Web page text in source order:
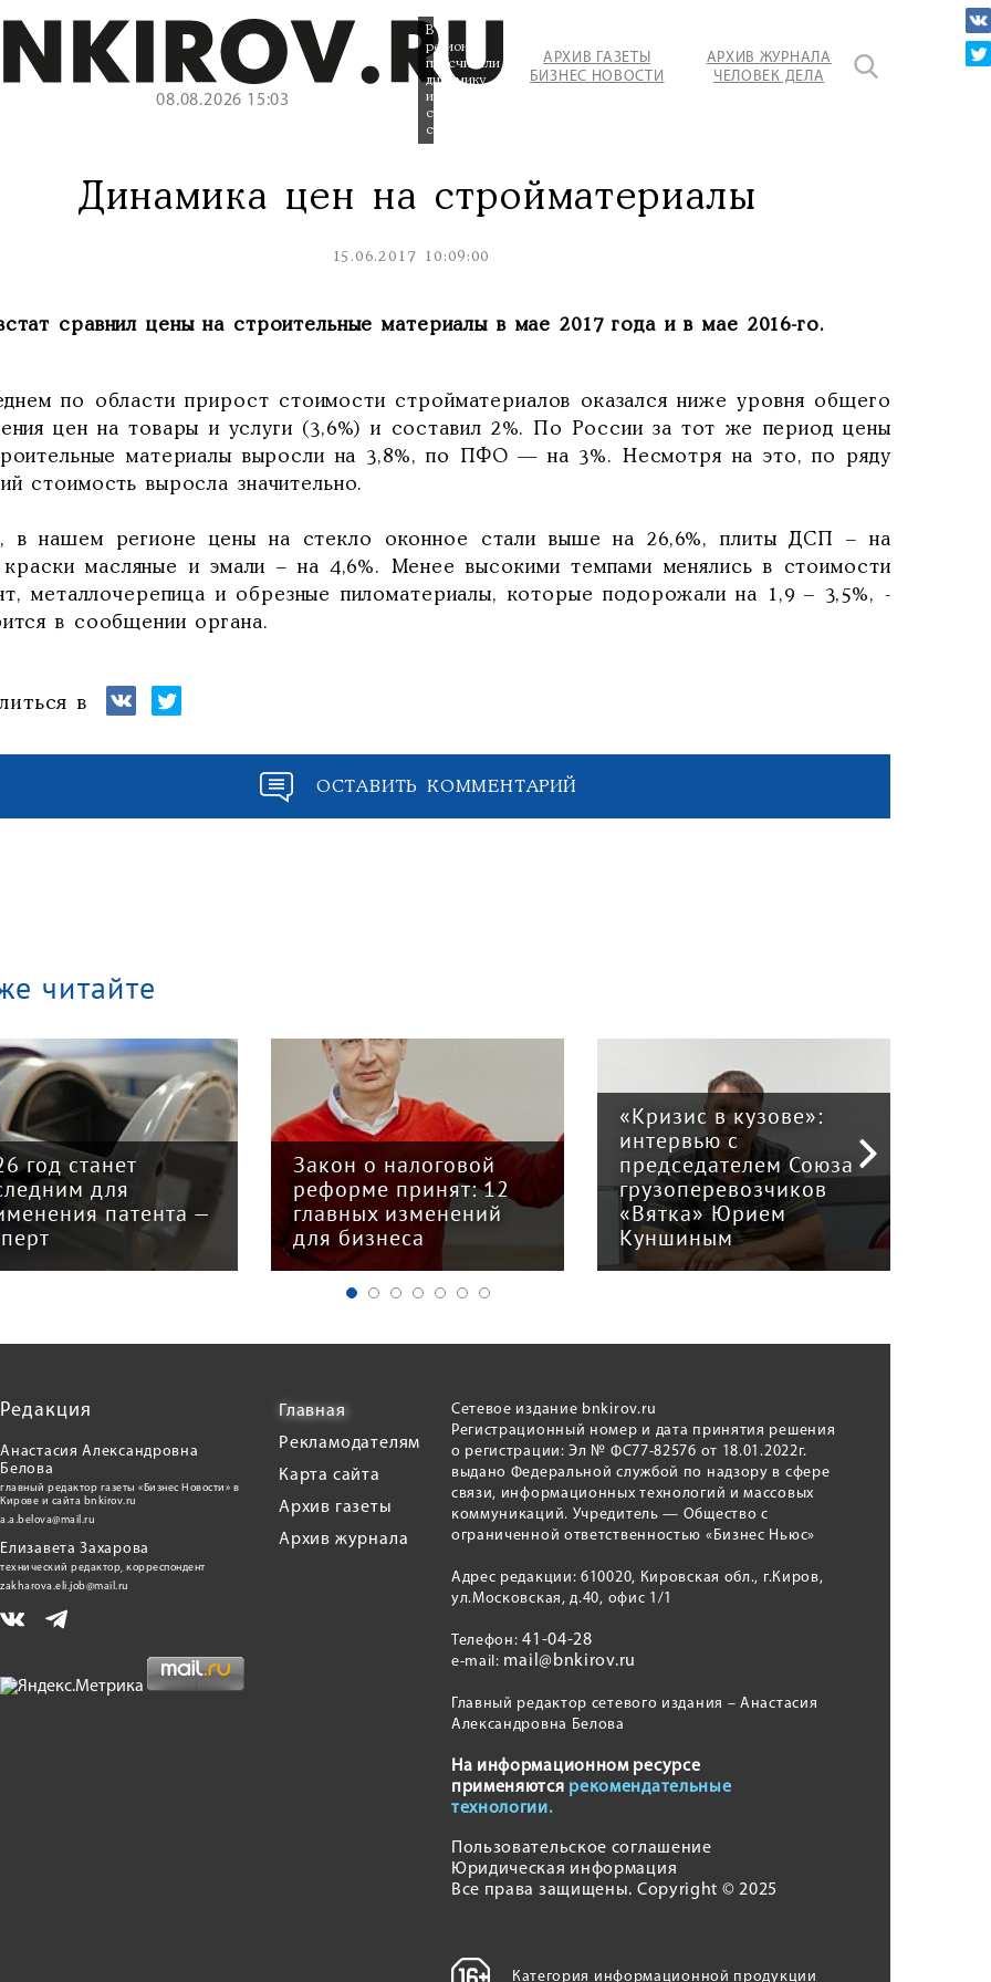
08.08.2026 15:03
АРХИВ ГАЗЕТЫ
БИЗНЕС НОВОСТИ
АРХИВ ЖУРНАЛА
ЧЕЛОВЕК ДЕЛА
В
регионе
подсчитали
динамику
изменения
стоимости
стройматериалов.
Динамика цен на стройматериалы
15.06.2017 10:09:00
сравнил цены на строительные материалы в мае 2017 года и в мае 2016-го.
по области прирост стоимости стройматериалов оказался ниже уровня общего
цен на товары и услуги (3,6%) и составил 2%. По России за тот же период цены
материалы выросли на 3,8%, по ПФО — на 3%. Несмотря на это, по ряду
стоимость выросла значительно.
в нашем регионе цены на стекло оконное стали выше на 26,6%, плиты ДСП – на
краски масляные и эмали – на 4,6%. Менее высокими темпами менялись в стоимости
металлочерепица и обрезные пиломатериалы, которые подорожали на 1,9 – 3,5%, -
в сообщении органа.
в
ОСТАВИТЬ КОММЕНТАРИЙ
читайте
год станет
для
патента —
Закон о налоговой
реформе принят: 12
главных изменений
для бизнеса
«Кризис в кузове»:
интервью с
председателем Союза
грузоперевозчиков
«Вятка» Юрием
Куншиным
Редакция
Анастасия Александровна
Белова
главный редактор газеты «Бизнес Новости» в
Кирове и сайта bnkirov.ru
a.a.belova@mail.ru
Елизавета Захарова
технический редактор, корреспондент
zakharova.eli.job@mail.ru
Главная
Рекламодателям
Карта сайта
Архив газеты
Архив журнала
Сетевое издание bnkirov.ru
Регистрационный номер и дата принятия решения
о регистрации: Эл № ФС77-82576 от 18.01.2022г.
выдано Федеральной службой по надзору в сфере
связи, информационных технологий и массовых
коммуникаций. Учредитель — Общество с
ограниченной ответственностью «Бизнес Ньюс»
Адрес редакции: 610020, Кировская обл., г.Киров,
ул.Московская, д.40, офис 1/1
Телефон:41-04-28
e-mail: mail@bnkirov.ru
Главный редактор сетевого издания – Анастасия
Александровна Белова
На информационном ресурсе
применяются рекомендательные
технологии.
Пользовательское соглашение
Юридическая информация
Все права защищены. Copyright © 2025
Категория информационной продукции